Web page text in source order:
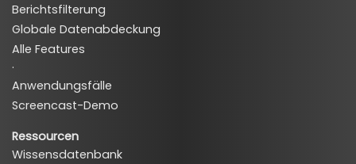
Berichtsfilterung
Globale Datenabdeckung
Alle Features
·
Anwendungsfälle
Screencast-Demo
Ressourcen
Wissensdatenbank